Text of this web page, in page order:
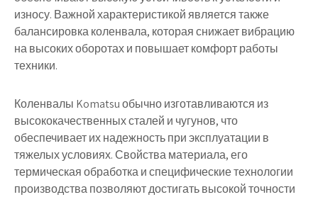
износу. Важной характеристикой является также
балансировка коленвала, которая снижает вибрацию
на высоких оборотах и повышает комфорт работы
техники.
Коленвалы Komatsu обычно изготавливаются из
высококачественных сталей и чугунов, что
обеспечивает их надежность при эксплуатации в
тяжелых условиях. Свойства материала, его
термическая обработка и специфические технологии
производства позволяют достигать высокой точности